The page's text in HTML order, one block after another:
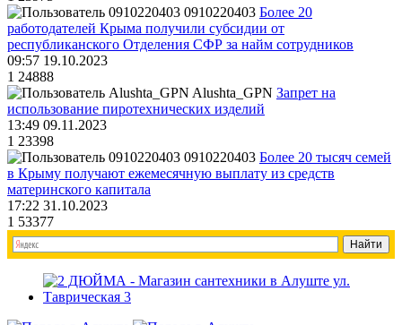
0910220403 Более 20
работодателей Крыма получили субсидии от
республиканского Отделения СФР за найм сотрудников
09:57 19.10.2023
1 24888
Alushta_GPN Запрет на
использование пиротехнических изделий
13:49 09.11.2023
1 23398
0910220403 Более 20 тысяч семей
в Крыму получают ежемесячную выплату из средств
материнского капитала
17:22 31.10.2023
1 53377